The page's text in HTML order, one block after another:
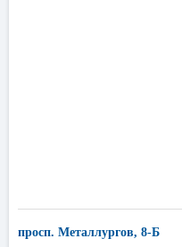
просп. Металлургов, 8-Б